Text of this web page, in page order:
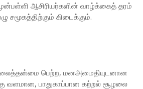
ஆசிரியர்களின் வாழ்க்கைத் தரம்
சமூகத்திற்கும் கிடைக்கும்.
பெற்ற, மனஅமைதியுடனான
வளமான, பாதுகாப்பான கற்றல் சூழலை